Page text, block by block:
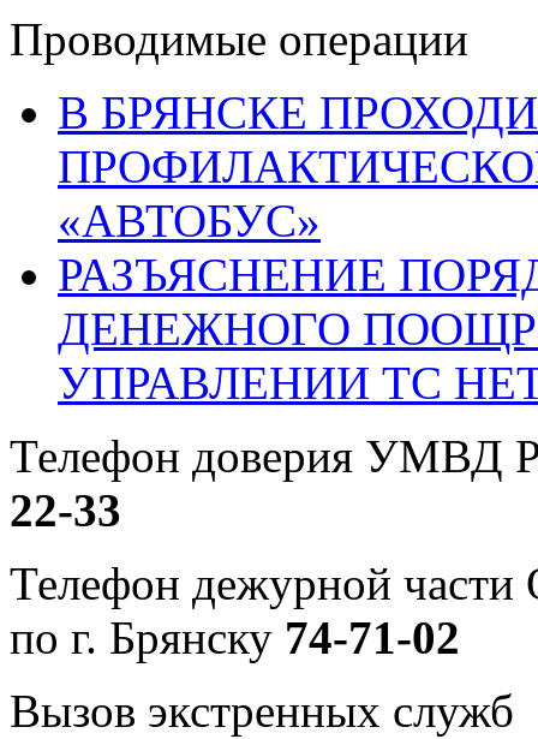
Проводимые операции
В БРЯНСКЕ
«АВТОБУС»
РАЗЪЯСНЕНИЕ
ДЕНЕЖНОГО
УПРАВЛЕНИИ ТС
Телефон доверия УМВД
22-33
Телефон дежурной
по г. Брянску 74-71-02
Вызов экстренных служб